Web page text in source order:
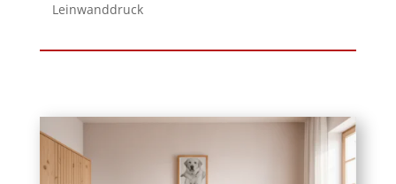
Leinwanddruck